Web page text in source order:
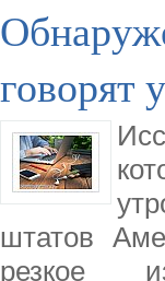
говорят
штатов
резкое